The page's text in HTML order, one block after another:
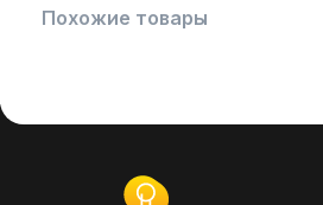
Похожие товары